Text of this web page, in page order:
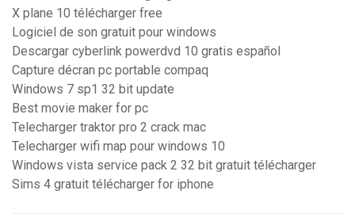
X plane 10 télécharger free
Logiciel de son gratuit pour windows
Descargar cyberlink powerdvd 10 gratis español
Capture décran pc portable compaq
Windows 7 sp1 32 bit update
Best movie maker for pc
Telecharger traktor pro 2 crack mac
Telecharger wifi map pour windows 10
Windows vista service pack 2 32 bit gratuit télécharger
Sims 4 gratuit télécharger for iphone